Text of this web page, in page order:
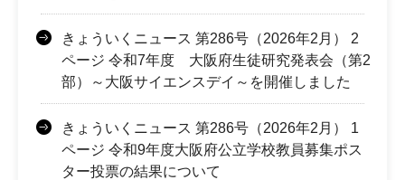
きょういくニュース 第286号（2026年2月） 2
ページ 令和7年度 大阪府生徒研究発表会（第2
部）～大阪サイエンスデイ～を開催しました
きょういくニュース 第286号（2026年2月） 1
ページ 令和9年度大阪府公立学校教員募集ポス
ター投票の結果について